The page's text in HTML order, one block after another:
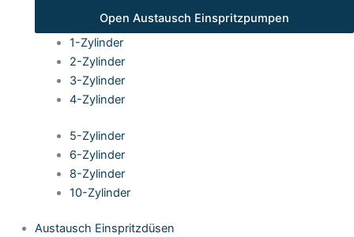
Open Austausch Einspritzpumpen
1-Zylinder
2-Zylinder
3-Zylinder
4-Zylinder
5-Zylinder
6-Zylinder
8-Zylinder
10-Zylinder
Austausch Einspritzdüsen